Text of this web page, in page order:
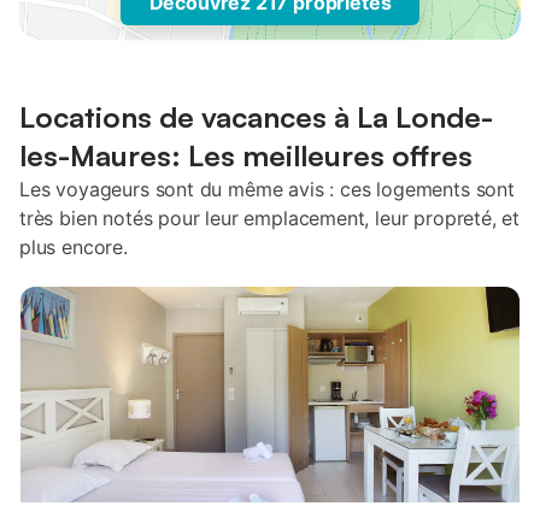
Locations de vacances à La Londe-
les-Maures: Les meilleures offres
Les voyageurs sont du même avis : ces logements sont
très bien notés pour leur emplacement, leur propreté, et
plus encore.